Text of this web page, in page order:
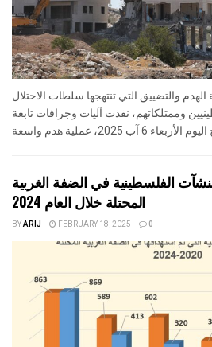
والتضييق التي تنتهجها سلطات الاحتلال
وممتلكاتهم، نفذت آليات وجرافات تابعة
الفلسطينية في الضفة الغربية
المحتلة خلال العام 2024
BYARIJ FEBRUARY 18, 2025 0